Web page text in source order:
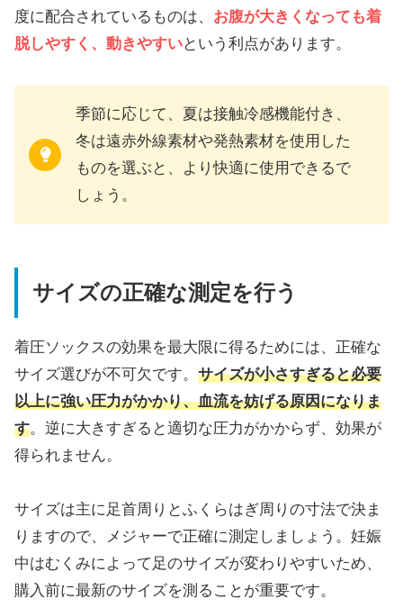
度に配合されているものは、 お腹が大きくなっても着
脱しやすく、動きやすいという利点があります。
季節に応じて、夏は接触冷感機能付き、
冬は遠赤外線素材や発熱素材を使用した
ものを選ぶと、より快適に使用できるで
しょう。
サイズの正確な測定を行う
着圧ソックスの効果を最大限に得るためには、正確な
サイズ選びが不可欠です。 サイズが小さすぎると必要
以上に強い圧力がかかり、血流を妨げる原因になりま
す。逆に大きすぎると適切な圧力がかからず、効果が
得られません。
サイズは主に足首周りとふくらはぎ周りの寸法で決ま
りますので、メジャーで正確に測定しましょう。妊娠
中はむくみによって足のサイズが変わりやすいため、
購入前に最新のサイズを測ることが重要です。